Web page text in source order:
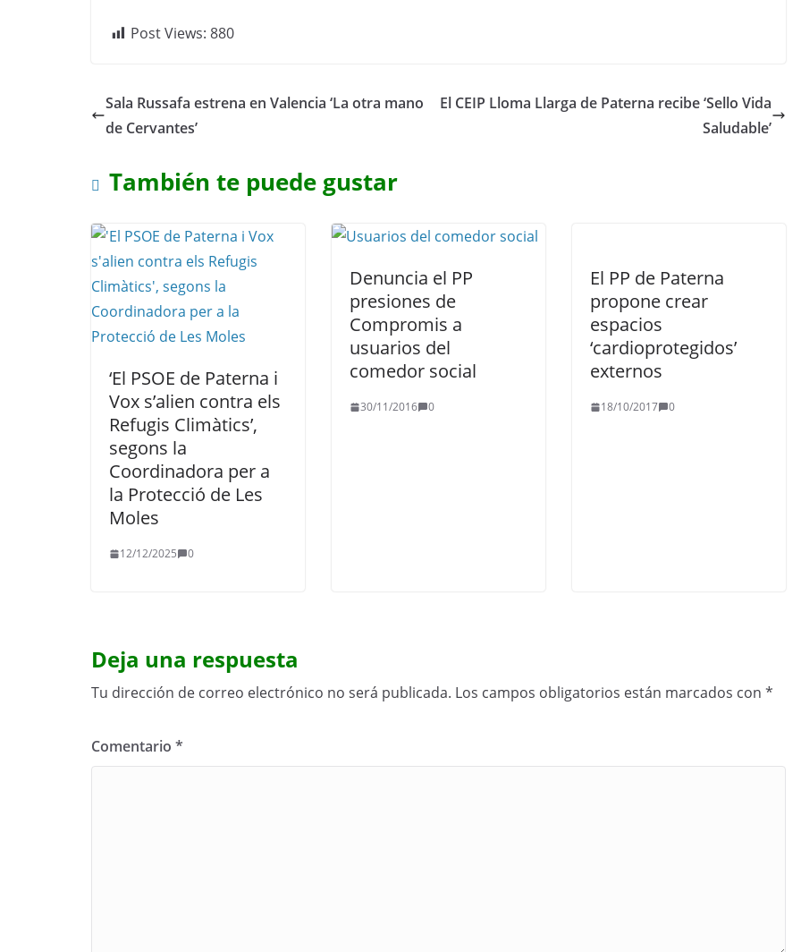
Post Views: 880
Sala Russafa estrena en Valencia ‘La otra mano
de Cervantes’
El CEIP Lloma Llarga de Paterna recibe ‘Sello Vida
Saludable’
También te puede gustar
‘El PSOE de Paterna i
Vox s’alien contra els
Refugis Climàtics’,
segons la
Coordinadora per a
la Protecció de Les
Moles
12/12/2025 0
Denuncia el PP
presiones de
Compromis a
usuarios del
comedor social
30/11/2016 0
El PP de Paterna
propone crear
espacios
‘cardioprotegidos’
externos
18/10/2017 0
Deja una respuesta
Tu dirección de correo electrónico no será publicada. Los campos obligatorios están marcados con *
Comentario *